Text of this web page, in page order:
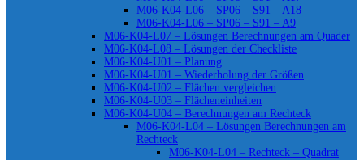
M06-K04-L06 – SP06 – S91 – A18
M06-K04-L06 – SP06 – S91 – A9
M06-K04-L07 – Lösungen Berechnungen am Quader
M06-K04-L08 – Lösungen der Checkliste
M06-K04-U01 – Planung
M06-K04-U01 – Wiederholung der Größen
M06-K04-U02 – Flächen vergleichen
M06-K04-U03 – Flächeneinheiten
M06-K04-U04 – Berechnungen am Rechteck
M06-K04-L04 – Lösungen Berechnungen am
Rechteck
M06-K04-L04 – Rechteck – Quadrat